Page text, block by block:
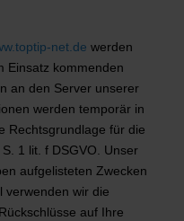
net.de werden
Einsatz kommenden
an den Server unserer
werden temporär in
Rechtsgrundlage für die
1 lit. f DSGVO. Unser
aufgelisteten Zwecken
verwenden wir die
auf Ihre